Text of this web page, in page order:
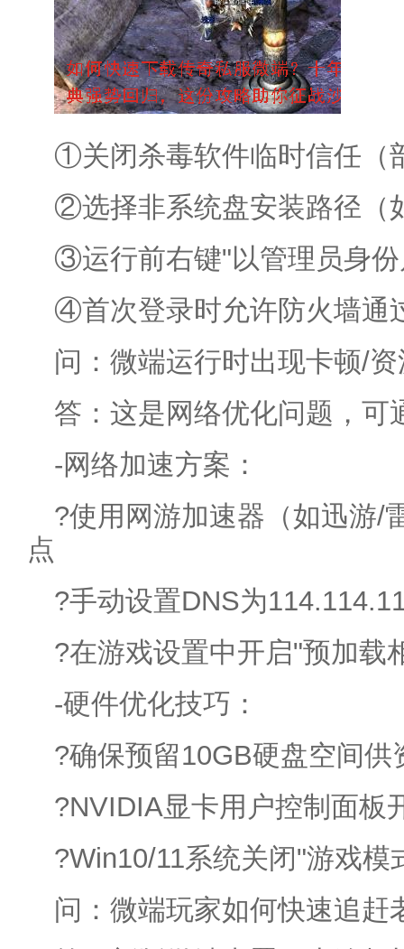
①关闭杀毒软件临时信任（
②选择非系统盘安装路径（
③运行前右键"以管理员身
④首次登录时允许防火墙通
问：微端运行时出现卡顿/
答：这是网络优化问题，可
-网络加速方案：
?使用网游加速器（如迅游/
点
?手动设置DNS为
?在游戏设置中开启"预加载
-硬件优化技巧：
?确保预留10GB硬盘空间供
?NVIDIA显卡用户控制面板
?Win10/11系统关闭"游戏
问：微端玩家如何快速追赶